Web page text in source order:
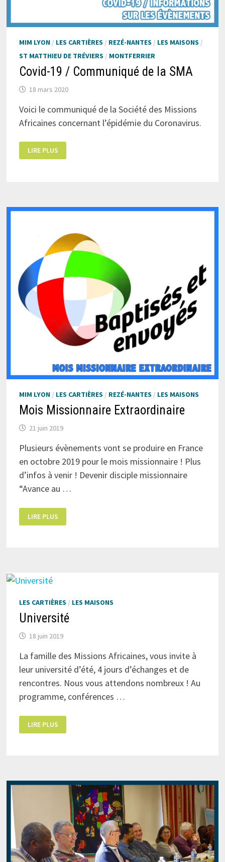
MIM LYON/ LES CARTIÈRES / REZÉ-NANTES / LES MAISONS /
ST MATTHIEU DE TRÉVIERS / MONTFERRIER
Covid-19 / Communiqué de la SMA
18 mars 2020
Voici le communiqué de la Société des Missions
Africaines concernant l’épidémie du Coronavirus.
COVID-
19
/
LIRE PLUS
MIM LYON/ LES CARTIÈRES / REZÉ-NANTES / LES MAISONS
Mois Missionnaire Extraordinaire
21 juin 2019
Plusieurs évènements vont se produire en France
en octobre 2019 pour le mois missionnaire ! Plus
d’infos à venir ! Devenir disciple missionnaire
“Avance au …
MISSIONNAIRE
EXTRAORDINAIRE
LIRE PLUS
LES CARTIÈRES / LES MAISONS
Université
18 juin 2019
La famille des Missions Africaines, vous invite à
leur université d’été, 4 jours d’échanges et de
rencontres. Nous vous attendons nombreux ! Au
programme, conférences …
LIRE PLUS